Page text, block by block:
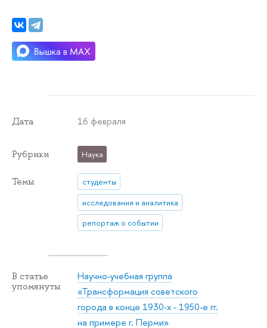
Дата 16 февраля
Рубрики Наука
Темы
студенты
исследования и аналитика
репортаж о событии
В статье
упомянуты
Научно-учебная группа
«Трансформация советского
города в конце 1930-х - 1950-е гг.
на примере г. Перми»